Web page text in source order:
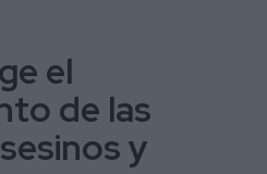
el
de las
y